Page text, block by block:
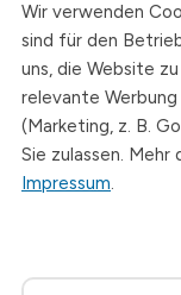
Telefon
+49 (0)3726 - 720
E-Mail
info@drymat.de
Öffnungszeiten
Mo-Fr: 08:00 - 15:00
Wir verwenden
sind für den
uns, die Website
relevante
(Marketing, z. B.
Sie zulassen. Mehr
Impressum.